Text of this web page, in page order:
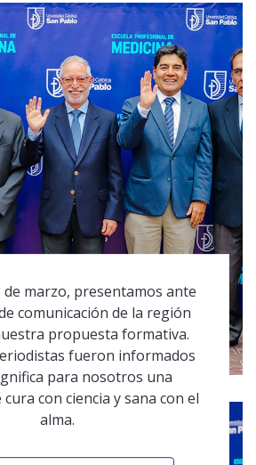
de marzo, presentamos ante
comunicación de la región
propuesta formativa.
fueron informados
para nosotros una
con ciencia y sana con el
alma.